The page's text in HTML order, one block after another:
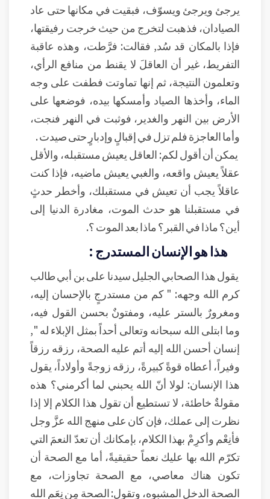
يرجئ ويرجئ ويسوّف، فبقيت في مكانها حتى عاد
الصيادان، فذهبت لتخرج من حيث خرجت رفيقتها،
فإذا بالمكان قد سُد, فقالت: فرَّطت، وهذه عاقبة
التفريط، غير أن العاقلَ لا يقنط من منافع الرأي،
وتعلمون النتيجة، ثم إنها تماوتت فطفت على وجه
الماء، وأخذها الصياد وأمسكها بيده، فوضعها على
الأرض بين النهر والغدير، فوثبت في النهر فنجت،
وأما العاجزة فلم تزل في إقبالٍ وإدبارٍ حتى صيدت .
يمكن أن أقول لكم: العاقل يعيش مستقبله، والأقل
عقلاً يعيش واقعه، والغبي يعيش ماضيه، فإذا كنت
عاقلاً يجب أن تعيش في مستقبلك، وأخطر حدثٍ
في مستقبلنا هو حدث الموت، مغادرة الدنيا إلى
أين؟ ماذا في القبر؟ ماذا بعد الموت ؟.
هذا هو الإنسان المستدرج :
يقول هذا الصحابي الجليل سيدنا على بن أبي طالب
كرم الله وجهه: " كم من مستدرجٍ بالإحسان إليه،
ومغرورٌ بالستر عليه، ومفتونٌ بحسن القول فيه،
وما ابتلى الله سبحانه وتعالى أحداً بمثل الإبلاء له ",
إنسان أحسن الله إليه أتم عليه الصحة، رزقه رزقاً
وفيراً، أعطاه قوةً كبيرةً، رزقه زوجةً وأولاداً، يقول
هذا الإنسان: لولا أنّ الله يحبني لما أكرمني؟ هذه
مقولةٌ خاطئة، لا تستطيع أن تقول هذا الكلام إلا إذا
نظرت إلى عملك، فإن كان على منهج الله عزَّ وجل
فأنِعْم وأكرِمْ بهذا الكلام، بإمكانك أن تعدّ النعمَ التي
تكرّم الله بها عليك نعماً حقيقيةً، أما مع الصحة أن
تكون هناك معاصي، مع الصحة تجاوزات، مع
الصحة الدخل المشبوه، وتقول: الصحة مِن نِعَمِ الله